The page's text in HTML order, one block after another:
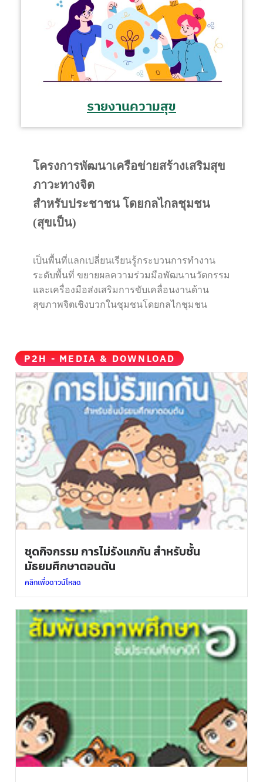
รายงานความสุข
โครงการพัฒนาเครือข่ายสร้างเสริมสุข
ภาวะทางจิต
สำหรับประชาชน โดยกลไกลชุมชน
(สุขเป็น)
เป็นพื้นที่แลกเปลี่ยนเรียนรู้กระบวนการทำงาน
ระดับพื้นที่ ขยายผลความร่วมมือพัฒนานวัตกรรม
และเครื่องมือส่งเสริมการขับเคลื่อนงานด้าน
สุขภาพจิตเชิงบวกในชุมชนโดยกลไกชุมชน
P2H - MEDIA & DOWNLOAD
ชุดกิจกรรม การไม่รังแกกัน สำหรับชั้น
มัธยมศึกษาตอนต้น
คลิกเพื่อดาวน์โหลด